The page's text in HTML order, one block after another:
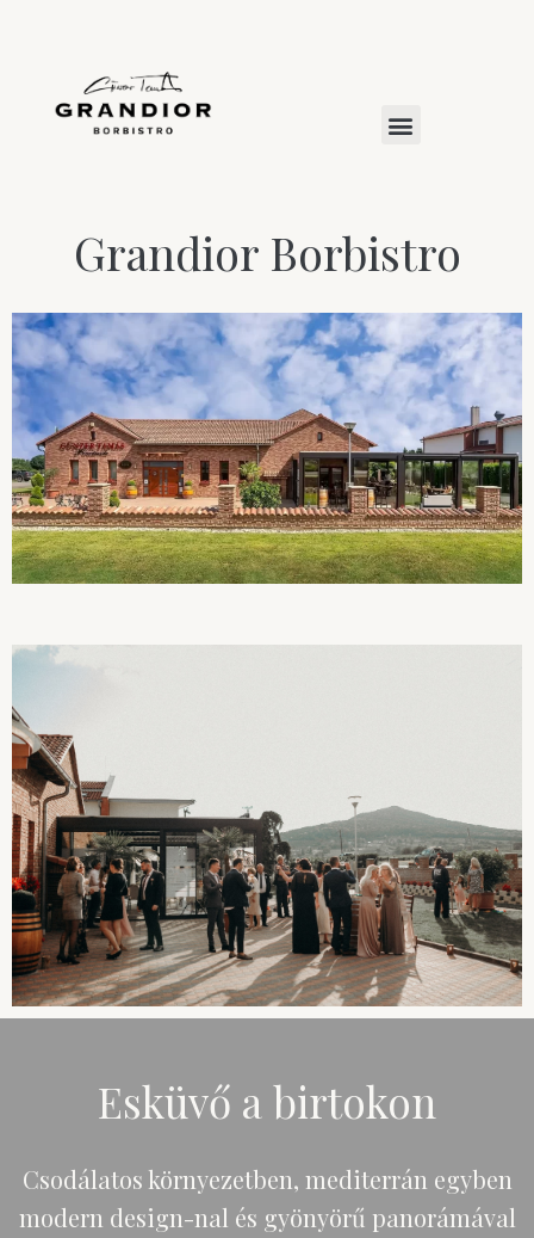
Grandior Borbistro
Esküvő a birtokon
Csodálatos környezetben, mediterrán egyben
modern design-nal és gyönyörű panorámával